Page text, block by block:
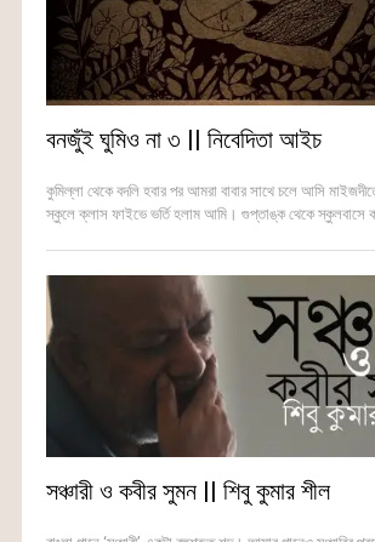
বনজুঁই ঘুমিও না ৩ || নিবেদিতা আইচ
কুমিল্লা থেকে বদলি হবার পর আমরা বাবার সাথে চলে আসি
স্কুলে ক্লাস ফাইভে ভর্তি হলাম আমি। গুপ্তাঙ্ক থেকে স্কুলবাসে
সঞ্চারী ও কবীর সুমন || শিবু কুমার শীল